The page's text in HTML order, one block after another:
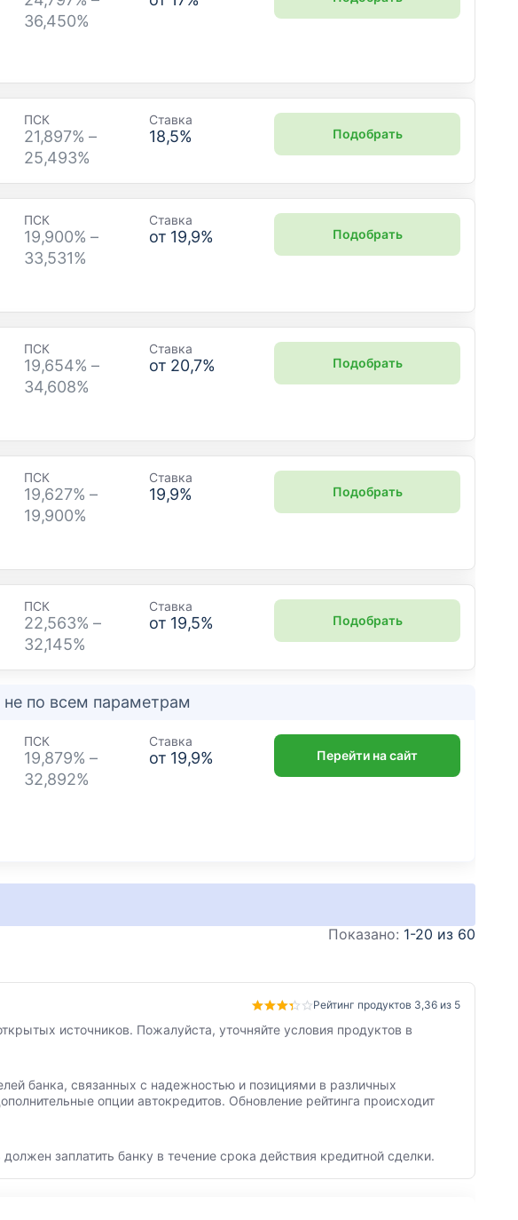
36,450%
ПСК
21,897% –
25,493%
Ставка
18,5% Подобрать
ПСК
19,900% –
33,531%
Ставка
от 19,9% Подобрать
ПСК
19,654% –
34,608%
Ставка
от 20,7% Подобрать
ПСК
19,627% –
19,900%
Ставка
19,9% Подобрать
ПСК
22,563% –
32,145%
Ставка
от 19,5% Подобрать
по всем параметрам
ПСК
19,879% –
32,892%
Ставка
от 19,9% Перейти на сайт
Показано: 1-20 из 60
Рейтинг продуктов 3,36 из 5
источников. Пожалуйста, уточняйте условия продуктов в
банка, связанных с надежностью и позициями в различных
опции автокредитов. Обновление рейтинга происходит
заплатить банку в течение срока действия кредитной сделки.